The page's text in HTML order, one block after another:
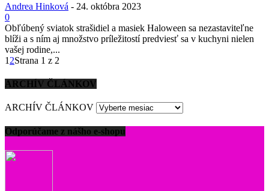
Andrea Hinková - 24. októbra 2023
0
Obľúbený sviatok strašidiel a masiek Haloween sa nezastaviteľne
blíži a s ním aj množstvo príležitostí predviesť sa v kuchyni nielen
vašej rodine,...
1 2Strana 1 z 2
ARCHÍV ČLÁNKOV
ARCHÍV ČLÁNKOV
Odporúčame z nášho e-shopu